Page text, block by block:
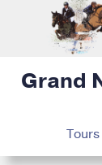
Grand